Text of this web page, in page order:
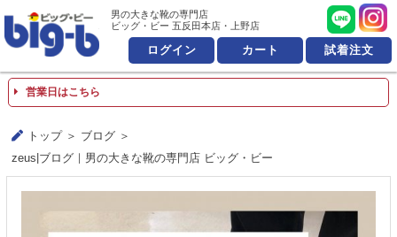
男の大きな靴の専門店 ビッ
男の大きな靴の専門店
ビッグ・ビー 五反田本店・上野店
ログイン カート 試着注文
営業日はこちら
トップ
ブログ
zeus|ブログ｜男の大きな靴の専門店 ビッグ・ビー